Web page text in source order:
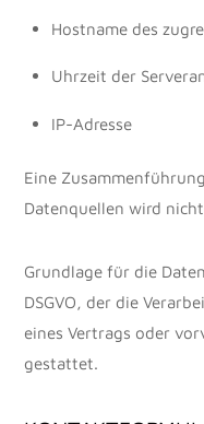
Hostname des
Uhrzeit der
IP-Adresse
Eine
Datenquellen wird
Grundlage für die
DSGVO, der die
eines Vertrags oder
gestattet.